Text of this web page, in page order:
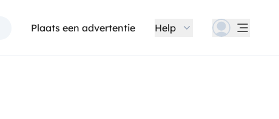
Plaats een advertentie Help